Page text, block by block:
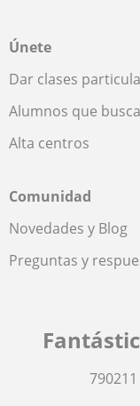
Únete
Dar clases
Alumnos que
Alta centros
Comunidad
Novedades y Blog
Preguntas y
790211